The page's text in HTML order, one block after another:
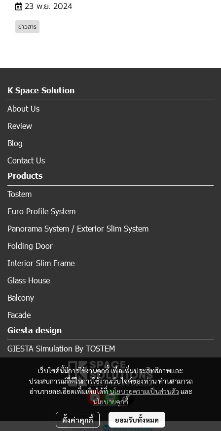
23 พ.ย. 2024
ข่าวสาร
เว็บไซต์นี้มีการใช้งานคุกกี้ เพื่อเพิ่มประสิทธิภาพและ
ประสบการณ์ที่ดีในการใช้งานเว็บไซต์ของท่าน ท่านสามารถ
อ่านรายละเอียดเพิ่มเติมได้ที่นโยบายความเป็นส่วนตัว และ
นโยบายคุกกี้
ตั้งค่าคุกกี้ ยอมรับทั้งหมด
K Space Solution
About Us
Review
Blog
Contact Us
Products
Tostem
Euro Profile System
Panorama System / Exterior Slim System
Folding Door
Interior Slim Frame
Glass House
Balcony
Facade
Giesta design
GIESTA Simulation By TOSTEM
Powered By MakeWebEasy